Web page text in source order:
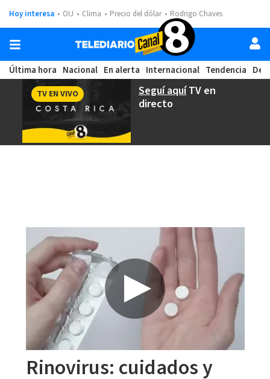
Hoy interesa OIJ Clima Precio del dólar Rodrigo Chaves
Última hora Nacional En alerta Internacional Tendencia
Seguí aquíTV en
directo
TV EN VIVO
Rinovirus: cuidados y